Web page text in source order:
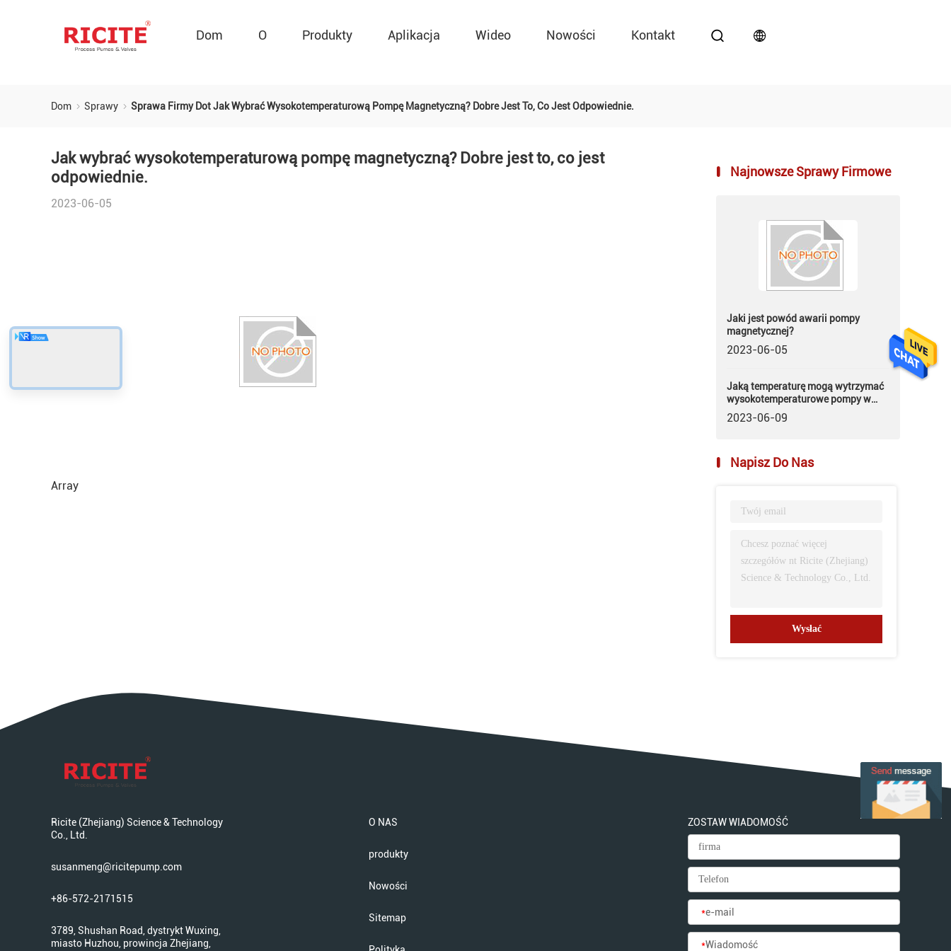
Dom O Produkty Aplikacja Wideo Nowości Kontakt
Dom Sprawy Sprawa Firmy Dot Jak Wybrać Wysokotemperaturową Pompę Magnetyczną? Dobre Jest To, Co Jest Odpowiednie.
Jak wybrać wysokotemperaturową pompę magnetyczną? Dobre jest to, co jest
odpowiednie.
2023-06-05
Array
Najnowsze Sprawy Firmowe
Jaki jest powód awarii pompy
magnetycznej?
2023-06-05
Jaką temperaturę mogą wytrzymać
wysokotemperaturowe pompy w
puszkach?
2023-06-09
Napisz Do Nas
Wysłać
Ricite (Zhejiang) Science & Technology
Co., Ltd.
susanmeng@ricitepump.com
+86-572-2171515
3789, Shushan Road, dystrykt Wuxing,
miasto Huzhou, prowincja Zhejiang,
O NAS
produkty
Nowości
Sitemap
ZOSTAW WIADOMOŚĆ
*e-mail
*Wiadomość